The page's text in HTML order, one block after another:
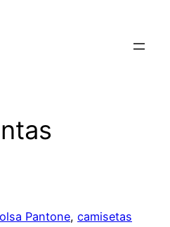
Pantone, camisetas